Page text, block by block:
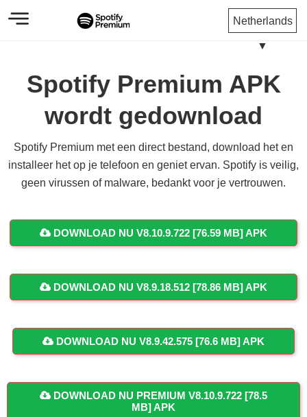
Netherlands
▼
Spotify Premium APK
wordt gedownload
Spotify Premium met een direct bestand, download het en
installeer het op je telefoon en geniet ervan. Spotify is veilig,
geen virussen of malware, bedankt voor je vertrouwen.
DOWNLOAD NU V8.10.9.722 [76.59 MB] APK
DOWNLOAD NU V8.9.18.512 [78.86 MB] APK
DOWNLOAD NU V8.9.42.575 [76.6 MB] APK
DOWNLOAD NU PREMIUM V8.10.9.722 [78.5
MB] APK